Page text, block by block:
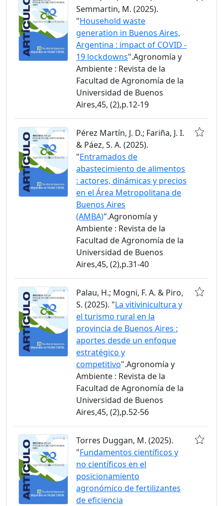
Semmartin, M. (2025).
"Household waste
generation in Buenos Aires,
Argentina : impact of COVID -
19 lockdowns".Agronomía y
Ambiente : Revista de la
Facultad de Agronomía de la
Universidad de Buenos
Aires,45, (2),p.12-19
Pérez Martín, J. D.; Fariña, J. I.
& Páez, S. A. (2025).
"Entramados de
abastecimiento de alimentos
: actores, dinámicas y precios
en el Área Metropolitana de
Buenos Aires
(AMBA)".Agronomía y
Ambiente : Revista de la
Facultad de Agronomía de la
Universidad de Buenos
Aires,45, (2),p.31-40
Palau, H.; Mogni, F. A. & Piro,
S. (2025). "La vitivinicultura y
el turismo rural en la
provincia de Buenos Aires :
aportes desde un enfoque
estratégico y
competitivo".Agronomía y
Ambiente : Revista de la
Facultad de Agronomía de la
Universidad de Buenos
Aires,45, (2),p.52-56
Torres Duggan, M. (2025).
"Fundamentos científicos y
no científicos en el
posicionamiento
agronómico de fertilizantes
de eficiencia